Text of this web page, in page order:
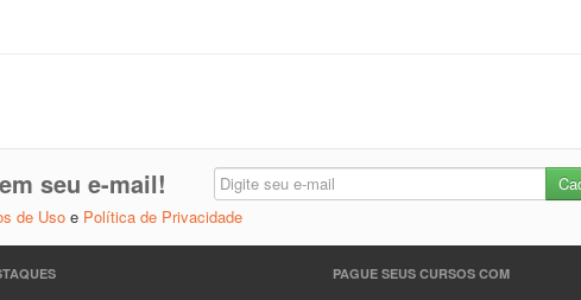
seu e-mail!
de Uso e Política de Privacidade
PAGUE SEUS CURSOS COM